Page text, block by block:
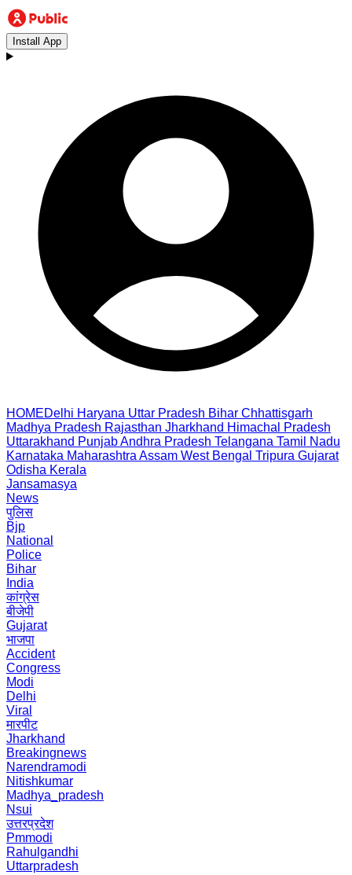
Install App
HOMEDelhi Haryana Uttar Pradesh Bihar Chhattisgarh
Madhya Pradesh Rajasthan Jharkhand Himachal Pradesh
Uttarakhand PunjabAndhra Pradesh Telangana Tamil Nadu
Karnataka Maharashtra Assam West Bengal Tripura Gujarat
Odisha Kerala
Jansamasya
News
पुलिस
Bjp
National
Police
Bihar
India
कांग्रेस
बीजेपी
Gujarat
भाजपा
Accident
Congress
Modi
Delhi
Viral
मारपीट
Jharkhand
Breakingnews
Narendramodi
Nitishkumar
Madhya_pradesh
Nsui
उत्तरप्रदेश
Pmmodi
Rahulgandhi
Uttarpradesh